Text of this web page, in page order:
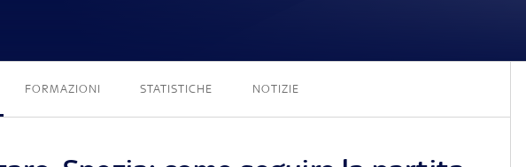
FORMAZIONI STATISTICHE NOTIZIE